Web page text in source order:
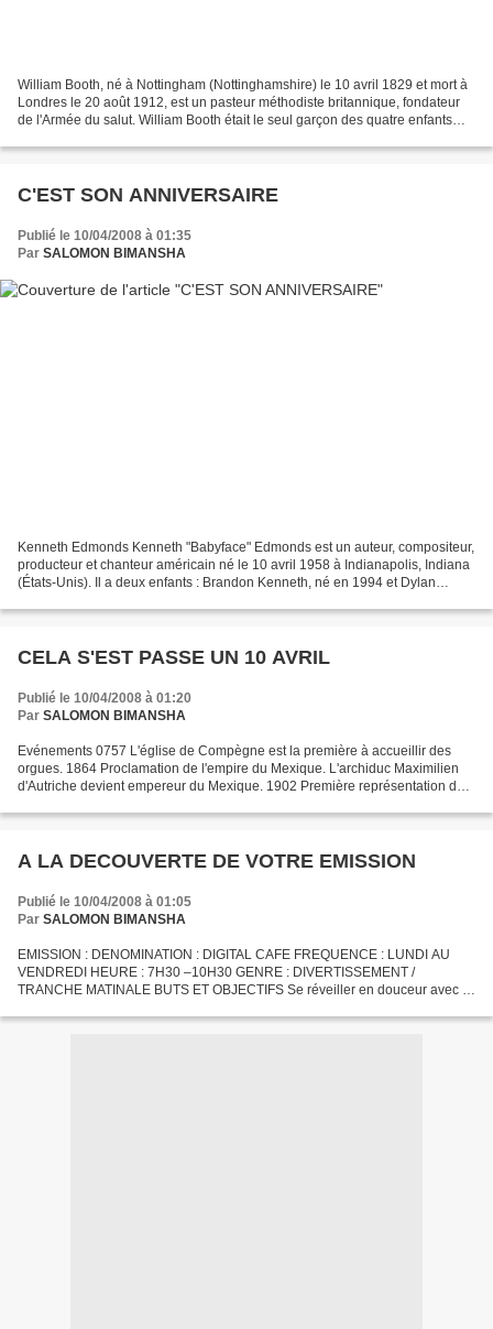
William Booth, né à Nottingham (Nottinghamshire) le 10 avril 1829 et mort à
Londres le 20 août 1912, est un pasteur méthodiste britannique, fondateur
de l'Armée du salut. William Booth était le seul garçon des quatre enfants
C'EST SON ANNIVERSAIRE
Publié le 10/04/2008 à 01:35
Par SALOMON BIMANSHA
Kenneth Edmonds Kenneth "Babyface" Edmonds est un auteur, compositeur,
producteur et chanteur américain né le 10 avril 1958 à Indianapolis, Indiana
(États-Unis). Il a deux enfants : Brandon Kenneth, né en 1994 et Dylan
CELA S'EST PASSE UN 10 AVRIL
Publié le 10/04/2008 à 01:20
Par SALOMON BIMANSHA
Evénements 0757 L'église de Compègne est la première à accueillir des
orgues. 1864 Proclamation de l'empire du Mexique. L'archiduc Maximilien
d'Autriche devient empereur du Mexique. 1902 Première représentation de
A LA DECOUVERTE DE VOTRE EMISSION
Publié le 10/04/2008 à 01:05
Par SALOMON BIMANSHA
EMISSION : DENOMINATION : DIGITAL CAFE FREQUENCE : LUNDI AU
VENDREDI HEURE : 7H30 –10H30 GENRE : DIVERTISSEMENT /
TRANCHE MATINALE BUTS ET OBJECTIFS Se réveiller en douceur avec le